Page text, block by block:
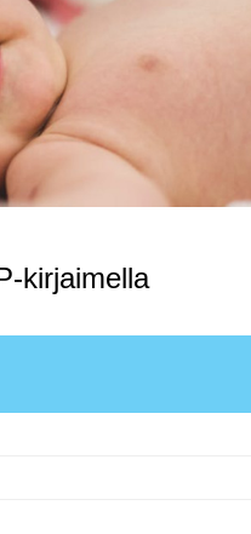
kirjaimella